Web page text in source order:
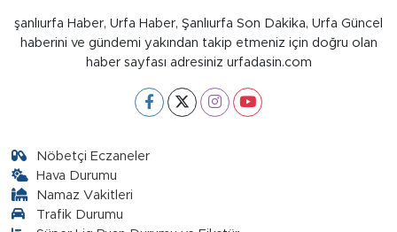
şanlıurfa Haber, Urfa Haber, Şanlıurfa Son Dakika, Urfa Güncel
haberini ve gündemi yakından takip etmeniz için doğru olan
haber sayfası adresiniz urfadasin.com
Nöbetçi Eczaneler
Hava Durumu
Namaz Vakitleri
Trafik Durumu